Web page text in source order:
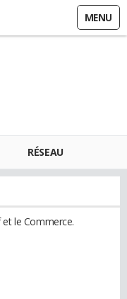
MENU
RÉSEAU
et le Commerce.